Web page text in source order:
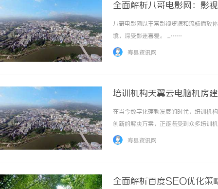
全面解析八哥电影网：影
八哥电影网以丰富影视资源和流畅播放
境，深受影迷喜爱。 ...……
寿县资讯网
培训机构天翼云电脑机房
在当今数字化蓬勃发展的时代，培训机
创新的解决方案，正逐渐受到众多培训
入地了解这些成本，对于培训机构做出
寿县资讯网
全面解析百度SEO优化策